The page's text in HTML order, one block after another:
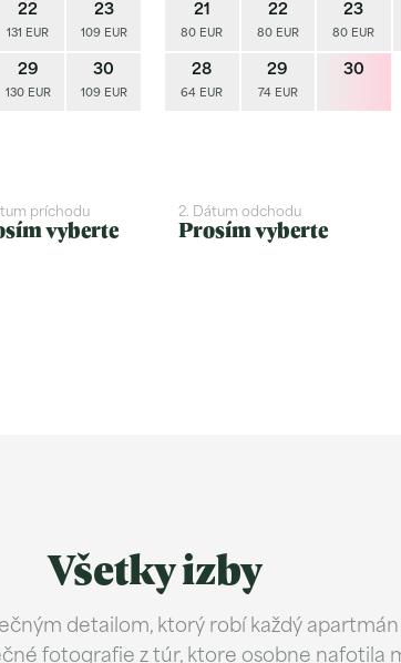
22
131 EUR
23
109 EUR
29
130 EUR
30
109 EUR
21
80 EUR
22
80 EUR
23
80 EUR
28
64 EUR
29
74 EUR
30
príchodu
vyberte
2. Dátum odchodu
Prosím vyberte
Všetky izby
detailom, ktorý robí každý
fotografie z túr, ktore osobne nafotila